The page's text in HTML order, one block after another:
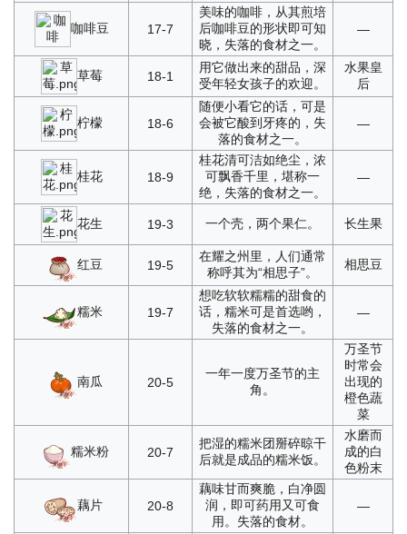
咖啡豆 17-7
美味的咖啡，从其煎培
后咖啡豆的形状即可知
晓，失落的食材之一。
—
草莓 18-1
用它做出来的甜品，深
受年轻女孩子的欢迎。
水果皇
后
柠檬 18-6
随便小看它的话，可是
会被它酸到牙疼的，失
落的食材之一。
—
桂花 18-9
桂花清可洁如绝尘，浓
可飘香千里，堪称一
绝，失落的食材之一。
—
花生 19-3 一个壳，两个果仁。 长生果
红豆 19-5
在耀之州里，人们通常
称呼其为“相思子”。
相思豆
糯米 19-7
想吃软软糯糯的甜食的
话，糯米可是首选哟，
失落的食材之一。
—
南瓜 20-5
一年一度万圣节的主
角。
万圣节
时常会
出现的
橙色蔬
菜
糯米粉 20-7
把湿的糯米团掰碎晾干
后就是成品的糯米饭。
水磨而
成的白
色粉末
藕片 20-8
藕味甘而爽脆，白净圆
润，即可药用又可食
用。失落的食材。
—